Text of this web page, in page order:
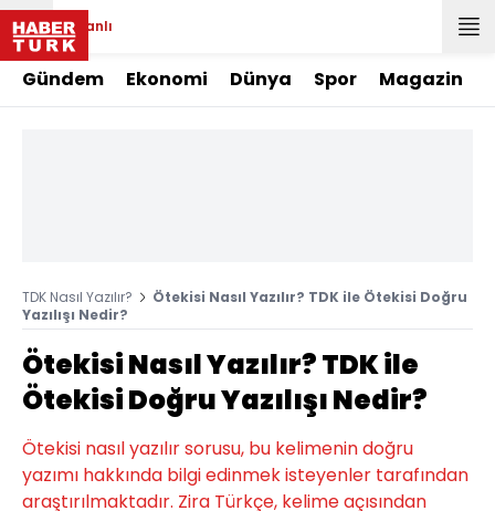
Canlı
Gündem Ekonomi Dünya Spor Magazin
TDK Nasıl Yazılır?
Ötekisi Nasıl Yazılır? TDK ile Ötekisi Doğru
Yazılışı Nedir?
Ötekisi Nasıl Yazılır? TDK ile
Ötekisi Doğru Yazılışı Nedir?
Ötekisi nasıl yazılır sorusu, bu kelimenin doğru
yazımı hakkında bilgi edinmek isteyenler tarafından
araştırılmaktadır. Zira Türkçe, kelime açısından